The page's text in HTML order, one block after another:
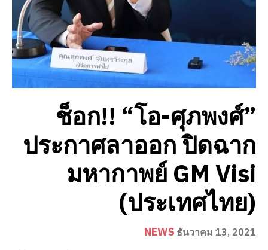
ช็อก!! “โอ-ศุภพงศ์”
ประกาศลาออก ปิดฉาก
มหากาพย์ GM Visi
(ประเทศไทย)
NEWS ธันวาคม 13, 2021